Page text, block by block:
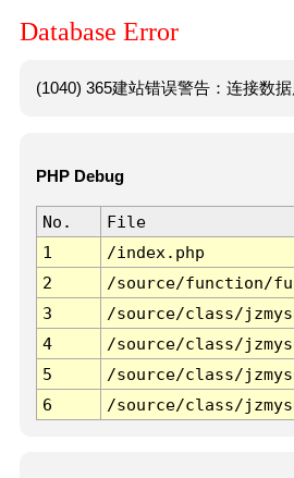
Database Error
(1040) 365建站错误警告：连接数
PHP Debug
No. File
1
/index.php
2
/source/function/
3
/source/class/
4
/source/class/
5
/source/class/
6
/source/class/